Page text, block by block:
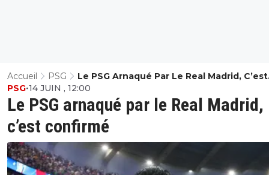
Accueil PSG
Le PSG Arnaqué Par Le Real Madrid, C’est
Confirmé
Le PSG arnaqué par le Real Madrid,
c’est confirmé
PSG•14 JUIN , 12:00